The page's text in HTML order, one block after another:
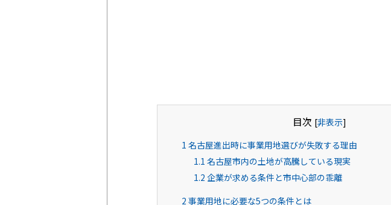
目次 [非表示]
1 名古屋進出時に事業用地選びが失敗する理由
1.1 名古屋市内の土地が高騰している現実
1.2 企業が求める条件と市中心部の乖離
2 事業用地に必要な5つの条件とは